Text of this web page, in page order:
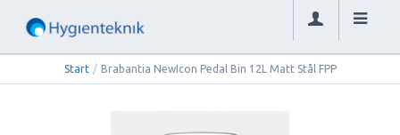
Start / Brabantia NewIcon Pedal Bin 12L Matt Stål FPP